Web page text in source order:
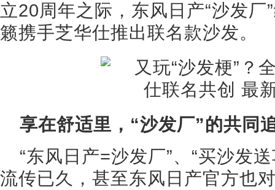
立20周年之际，东风日产“沙发
籁携手芝华仕推出联名款沙发。
享在舒适里，“沙发厂”的共同
“东风日产=沙发厂”、“买沙发
流传已久，甚至东风日产官方也